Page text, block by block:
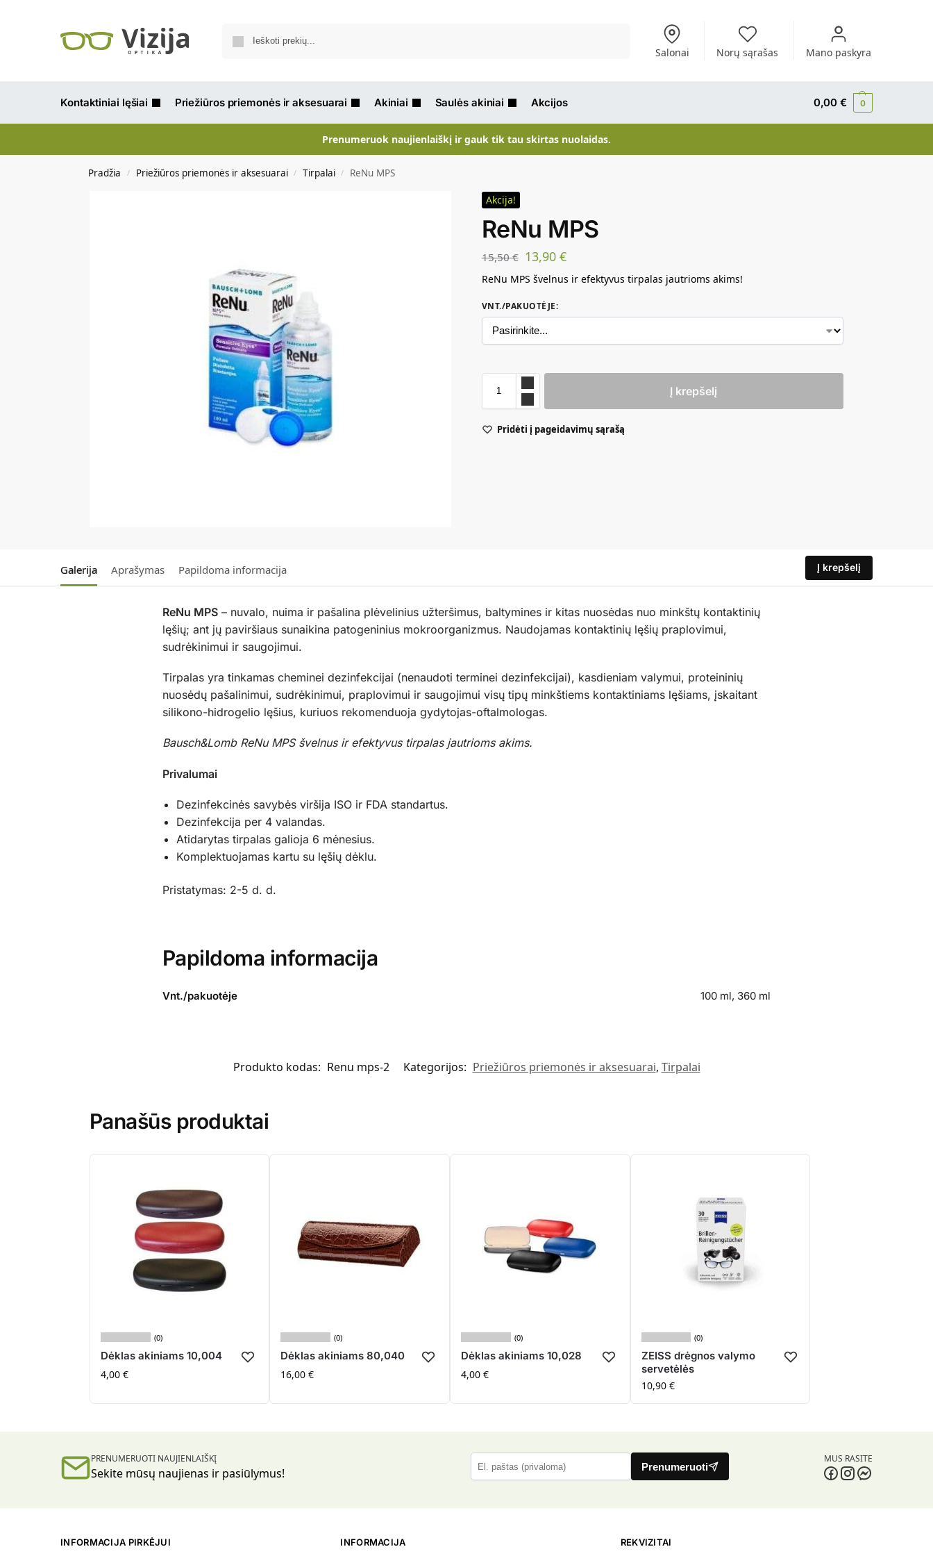
Salonai Norų sąrašas Mano paskyra
Kontaktiniai lęšiai Priežiūros priemonės ir aksesuarai Akiniai Saulės akiniai Akcijos 0,00€ 0
Prenumeruok naujienlaiškį ir gauk tik tau skirtas nuolaidas.
Pradžia / Priežiūros priemonės ir aksesuarai / Tirpalai / ReNu MPS
Akcija!
ReNu MPS
15,50€ 13,90 €
ReNu MPS švelnus ir efektyvus tirpalas jautrioms akims!
VNT./PAKUOTĖJE:
Į krepšelį
Pridėti į pageidavimų sąrašą
Galerija Aprašymas Papildoma informacija Į krepšelį
ReNu MPS– nuvalo, nuima ir pašalina plėvelinius užteršimus, baltymines ir kitas nuosėdas nuo minkštų kontaktinių
lęšių; ant jų paviršiaus sunaikina patogeninius mokroorganizmus. Naudojamas kontaktinių lęšių praplovimui,
sudrėkinimui ir saugojimui.
Tirpalas yra tinkamas cheminei dezinfekcijai (nenaudoti terminei dezinfekcijai), kasdieniam valymui, proteininių
nuosėdų pašalinimui, sudrėkinimui, praplovimui ir saugojimui visų tipų minkštiems kontaktiniams lęšiams, įskaitant
silikono-hidrogelio lęšius, kuriuos rekomenduoja gydytojas-oftalmologas.
Bausch&Lomb ReNu MPS švelnus ir efektyvus tirpalas jautrioms akims.
Privalumai
Dezinfekcinės savybės viršija ISO ir FDA standartus.
Dezinfekcija per 4 valandas.
Atidarytas tirpalas galioja 6 mėnesius.
Komplektuojamas kartu su lęšių dėklu.
Pristatymas: 2-5 d. d.
Papildoma informacija
Vnt./pakuotėje 100 ml, 360 ml
Produkto kodas: Renu mps-2 Kategorijos: Priežiūros priemonės ir aksesuarai, Tirpalai
Panašūs produktai
(0)
Dėklas akiniams 10,004
4,00 €
(0)
Dėklas akiniams 80,040
16,00€
(0)
Dėklas akiniams 10,028
4,00 €
(0)
ZEISS drėgnos valymo
servetėlės
10,90 €
PRENUMERUOTI NAUJIENLAIŠKĮ
Sekite mūsų naujienas ir pasiūlymus!
l
Prenumeruoti
MUS RASITE
INFORMACIJA PIRKĖJUI INFORMACIJA REKVIZITAI